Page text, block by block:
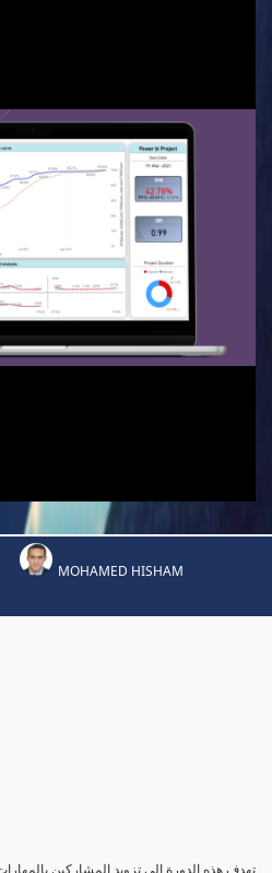
MOHAMED HISHAM
تهدف هذه الدورة إلى تزويد المشاركين